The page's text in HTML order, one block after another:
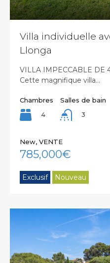
Villa individuelle
Llonga
VILLA IMPECCABLE DE
Cette magnifique villa…
Chambres
4
Salles de bain
3
New, VENTE
785,000€
Exclusif Nouveau